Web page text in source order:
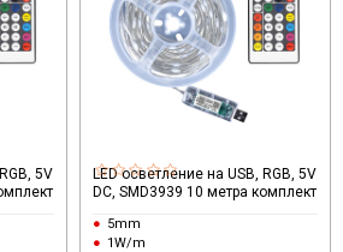
5V
LED осветление на USB, RGB, 5V
DC, SMD3939 10 метра комплект
5mm
1W/m